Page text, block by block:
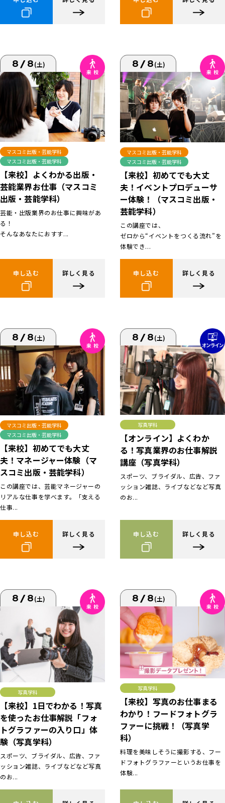
8/8(土)
マスコミ出版・芸能学科
マスコミ出版・芸能学科
【来校】よくわかる出版・
芸能業界お仕事（マスコミ
出版・芸能学科）
芸能・出版業界のお仕事に興味があ
る！
そんなあなたにおすす...
申し込む 詳しく見る
8/8(土)
マスコミ出版・芸能学科
マスコミ出版・芸能学科
【来校】初めてでも大丈
夫！イベントプロデューサ
ー体験！（マスコミ出版・
芸能学科）
この講座では、
ゼロから“イベントをつくる流れ”を
体験でき...
申し込む 詳しく見る
8/8(土)
マスコミ出版・芸能学科
マスコミ出版・芸能学科
【来校】初めてでも大丈
夫！マネージャー体験（マ
スコミ出版・芸能学科）
この講座では、芸能マネージャーの
リアルな仕事を学べます。「支える
仕事...
申し込む 詳しく見る
8/8(土)
写真学科
【オンライン】よくわか
る！写真業界のお仕事解説
講座（写真学科）
スポーツ、ブライダル、広告、ファ
ッション雑誌、ライブなどなど写真
のお...
申し込む 詳しく見る
8/8(土)
写真学科
【来校】1日でわかる！写真
を使ったお仕事解説「フォ
トグラファーの入り口」体
験（写真学科）
スポーツ、ブライダル、広告、ファ
ッション雑誌、ライブなどなど写真
のお...
8/8(土)
写真学科
【来校】写真のお仕事まる
わかり！フードフォトグラ
ファーに挑戦！（写真学
科）
料理を美味しそうに撮影する、フー
ドフォトグラファーというお仕事を
体験...